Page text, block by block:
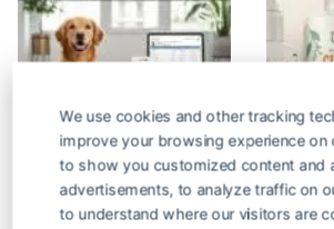
Meilleur collier anti-
puces pour chien :
sec
We use cookies and other tracking
improve your browsing experience on
to show you customized content and
advertisements, to analyze traffic on
to understand where our visitors are